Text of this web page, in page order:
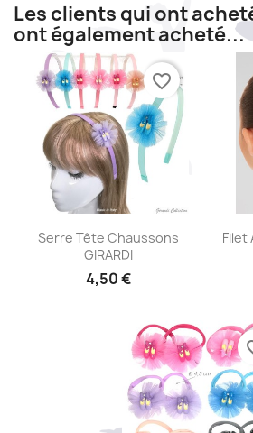
Les clients qui ont
ont également acheté...
Aperçu rapide
Serre Tête Chaussons
GIRARDI
4,50 €
favorite_border
Filet